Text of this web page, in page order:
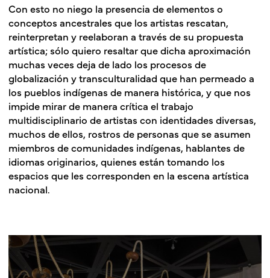
Con esto no niego la presencia de elementos o
conceptos ancestrales que los artistas rescatan,
reinterpretan y reelaboran a través de su propuesta
artística; sólo quiero resaltar que dicha aproximación
muchas veces deja de lado los procesos de
globalización y transculturalidad que han permeado a
los pueblos indígenas de manera histórica, y que nos
impide mirar de manera crítica el trabajo
multidisciplinario de artistas con identidades diversas,
muchos de ellos, rostros de personas que se asumen
miembros de comunidades indígenas, hablantes de
idiomas originarios, quienes están tomando los
espacios que les corresponden en la escena artística
nacional.